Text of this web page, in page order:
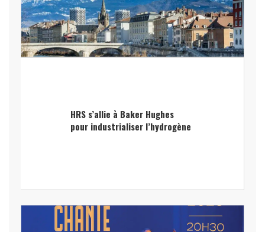
HRS s’allie à Baker Hughes
pour industrialiser l’hydrogène